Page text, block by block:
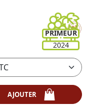
PRIMEUR
2024